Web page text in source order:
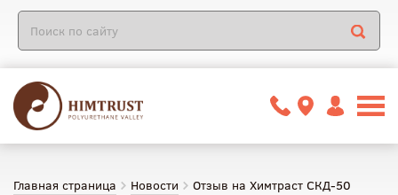
Главная страница Новости Отзыв на Химтраст СКД-50